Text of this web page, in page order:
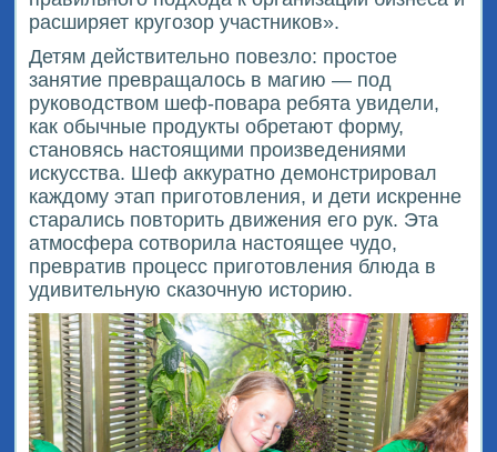
расширяет кругозор участников».
Детям действительно повезло: простое
занятие превращалось в магию — под
руководством шеф-повара ребята увидели,
как обычные продукты обретают форму,
становясь настоящими произведениями
искусства. Шеф аккуратно демонстрировал
каждому этап приготовления, и дети искренне
старались повторить движения его рук. Эта
атмосфера сотворила настоящее чудо,
превратив процесс приготовления блюда в
удивительную сказочную историю.